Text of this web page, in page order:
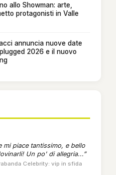
allo Showman: arte,
protagonisti in Valle
annuncia nuove date
2026 e il nuovo
mi piace tantissimo, e bello
Un po' di allegria...”
Celebrity: vip in sfida